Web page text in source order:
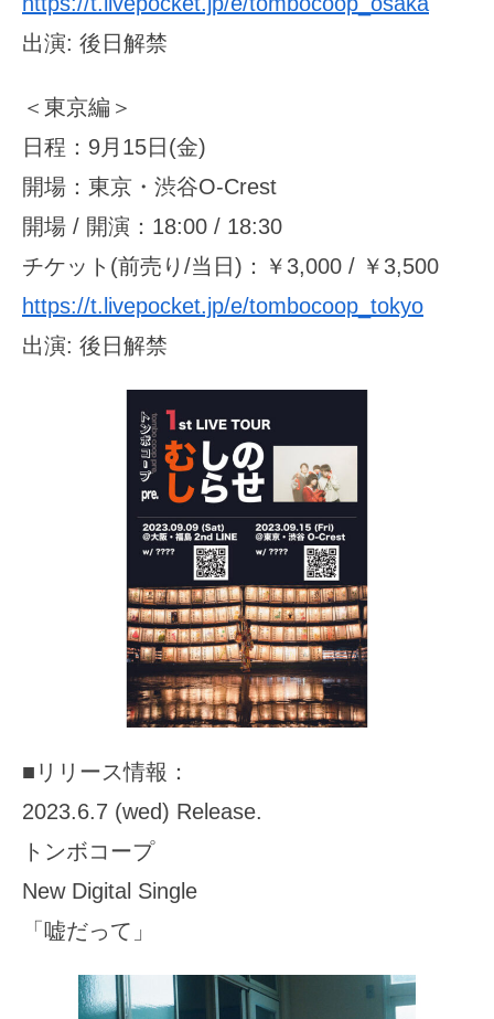
出演: 後日解禁
＜東京編＞
日程：9月15日(金)
開場：東京・渋谷O-Crest
開場 / 開演：18:00 / 18:30
チケット(前売り/当日)：￥3,000 / ￥3,500
https://t.livepocket.jp/e/tombocoop_tokyo
出演: 後日解禁
■リリース情報：
2023.6.7 (wed) Release.
トンボコープ
New Digital Single
「嘘だって」